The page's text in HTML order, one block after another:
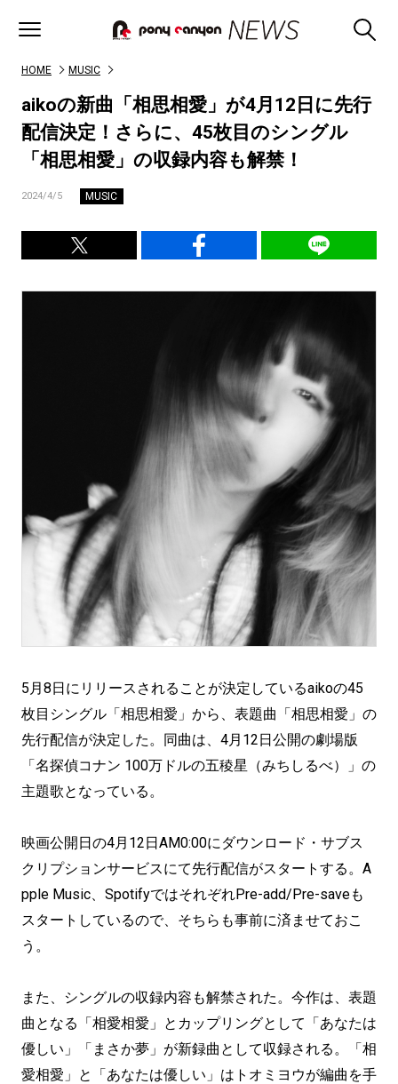
HOME MUSIC
aikoの新曲「相思相愛」が4月12日に先行
配信決定！さらに、45枚目のシングル
「相思相愛」の収録内容も解禁！
2024/4/5 MUSIC
5月8日にリリースされることが決定しているaikoの45
枚目シングル「相思相愛」から、表題曲「相思相愛」の
先行配信が決定した。同曲は、4月12日公開の劇場版
「名探偵コナン 100万ドルの五稜星（みちしるべ）」の
主題歌となっている。
映画公開日の4月12日AM0:00にダウンロード・サブス
クリプションサービスにて先行配信がスタートする。A
pple Music、SpotifyではそれぞれPre-add/Pre-saveも
スタートしているので、そちらも事前に済ませておこ
う。
また、シングルの収録内容も解禁された。今作は、表題
曲となる「相愛相愛」とカップリングとして「あなたは
優しい」「まさか夢」が新録曲として収録される。「相
愛相愛」と「あなたは優しい」はトオミヨウが編曲を手